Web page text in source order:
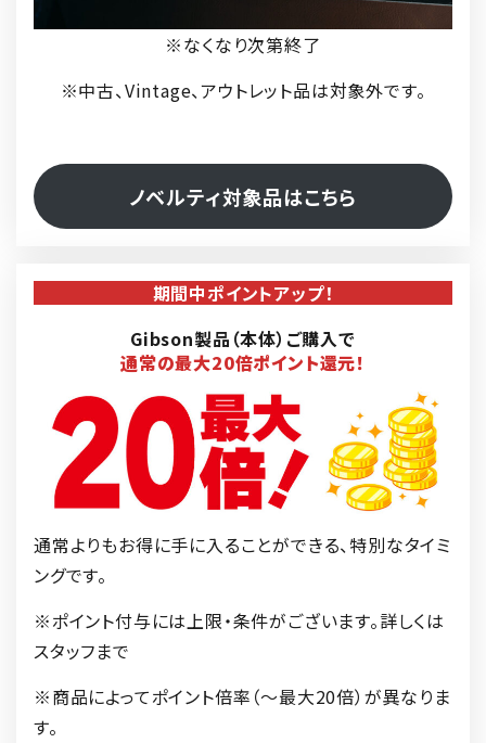
※なくなり次第終了
※中古、Vintage、アウトレット品は対象外です。
ノベルティ対象品はこちら
期間中ポイントアップ！
Gibson製品（本体）ご購入で
通常の最大20倍ポイント還元！
通常よりもお得に手に入ることができる、特別なタイミ
ングです。
※ポイント付与には上限・条件がございます。詳しくは
スタッフまで
※商品によってポイント倍率（〜最大20倍）が異なりま
す。